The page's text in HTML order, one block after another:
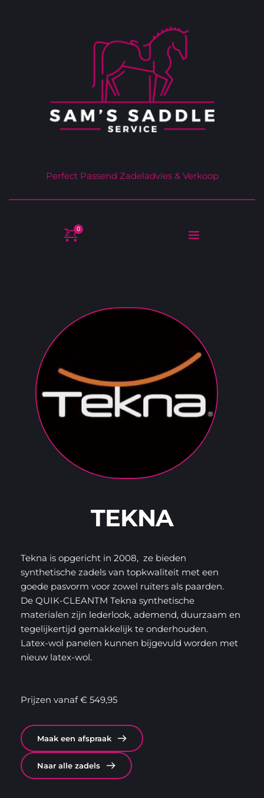
Perfect Passend Zadeladvies & Verkoop
TEKNA
Tekna is opgericht in 2008,  ze bieden
synthetische zadels van topkwaliteit met een
goede pasvorm voor zowel ruiters als paarden.
De QUIK-CLEANTM Tekna synthetische
materialen zijn lederlook, ademend, duurzaam en
tegelijkertijd gemakkelijk te onderhouden.
Latex-wol panelen kunnen bijgevuld worden met
nieuw latex-wol.
Prijzen vanaf € 549,95
Maak een afspraak
Naar alle zadels